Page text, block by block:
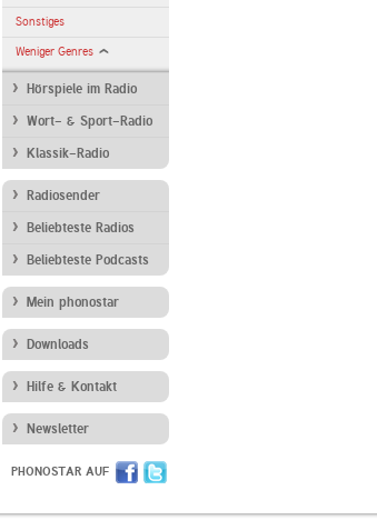
Sonstiges
Weniger Genres
Hörspiele im Radio
Wort- & Sport-Radio
Klassik-Radio
Radiosender
Beliebteste Radios
Beliebteste Podcasts
Mein phonostar
Downloads
Hilfe & Kontakt
Newsletter
PHONOSTAR AUF